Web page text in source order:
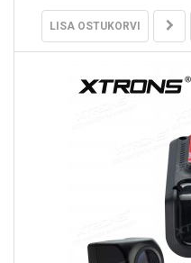
LISA OSTUKORVI